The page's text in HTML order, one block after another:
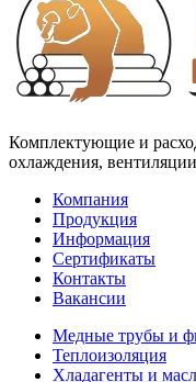
Комплектующие и
охлаждения,
Компания
Продукция
Информация
Сертификаты
Контакты
Вакансии
Медные трубы и
Теплоизоляция
Хладагенты и